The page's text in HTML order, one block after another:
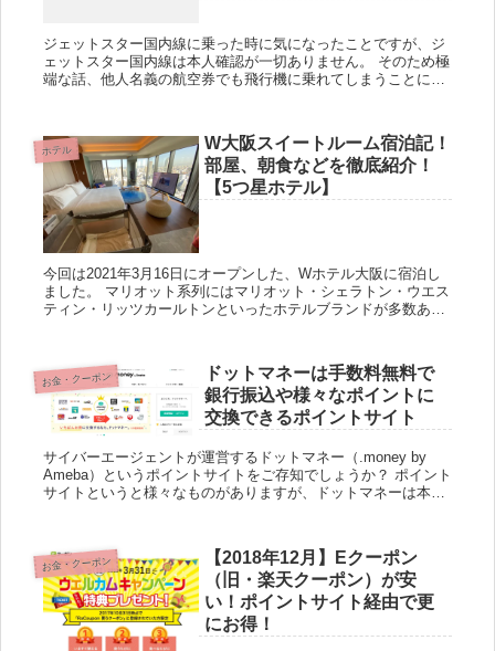
ジェットスター国内線に乗った時に気になったことですが、ジ
ェットスター国内線は本人確認が一切ありません。 そのため極
端な話、他人名義の航空券でも飛行機に乗れてしまうことにな
ホテル
W大阪スイートルーム宿泊記！
部屋、朝食などを徹底紹介！
【5つ星ホテル】
今回は2021年3月16日にオープンした、Wホテル大阪に宿泊し
ました。 マリオット系列にはマリオット・シェラトン・ウエス
ティン・リッツカールトンといったホテルブランドが多数あり
お金・クーポン
ドットマネーは手数料無料で
銀行振込や様々なポイントに
交換できるポイントサイト
サイバーエージェントが運営するドットマネー（.money by
Ameba）というポイントサイトをご存知でしょうか？ ポイント
サイトというと様々なものがありますが、ドットマネーは本当
お金・クーポン
【2018年12月】Eクーポン
（旧・楽天クーポン）が安
い！ポイントサイト経由で更
にお得！